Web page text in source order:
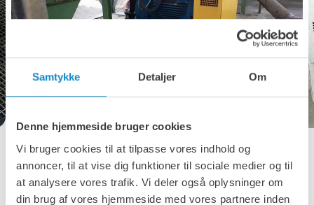
Samtykke Detaljer Om
Denne hjemmeside bruger cookies
Vi bruger cookies til at tilpasse vores indhold og
annoncer, til at vise dig funktioner til sociale medier og til
at analysere vores trafik. Vi deler også oplysninger om
din brug af vores hjemmeside med vores partnere inden